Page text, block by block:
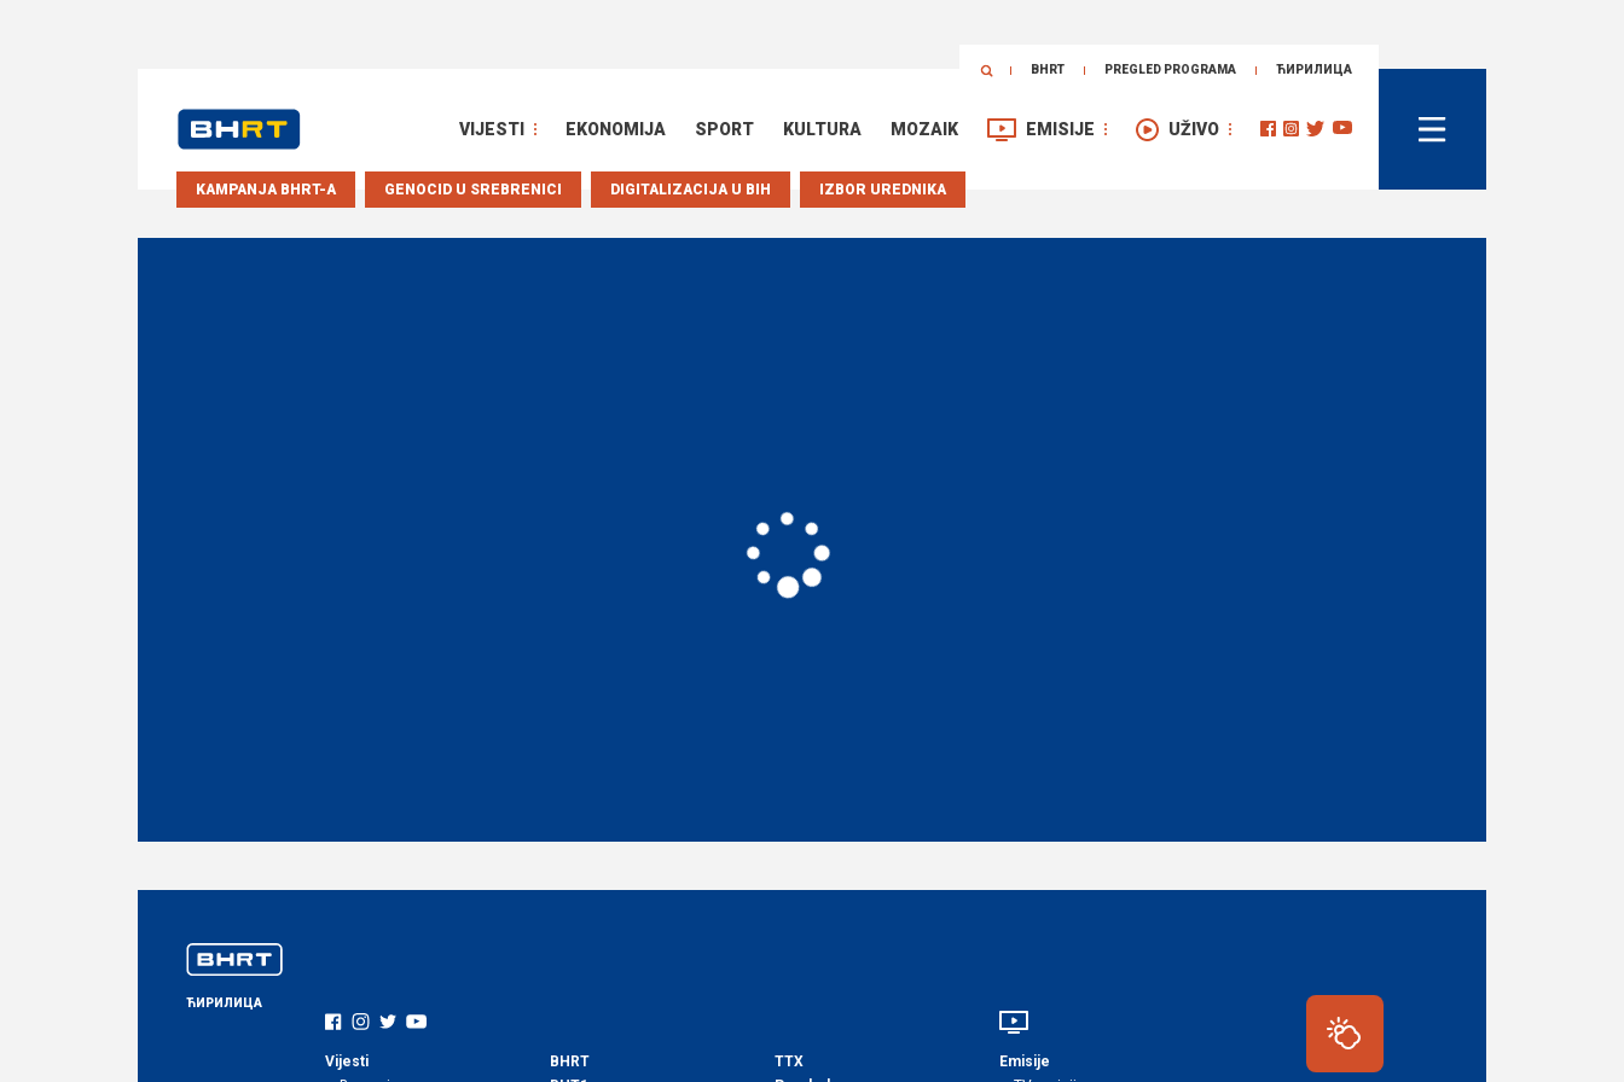
VIJESTI EKONOMIJA SPORT KULTURA MOZAIK EMISIJE UŽIVO
IZBOR UREDNIKA
DIGITALIZACIJA U BIH
GENOCID U SREBRENICI
KAMPANJA BHRT-A
BHRT PREGLED PROGRAMA ЋИРИЛИЦА
ЋИРИЛИЦА
Vijesti
BHRT
TTX
Emisije